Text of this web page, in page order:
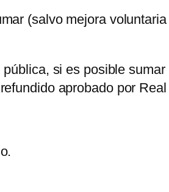
(salvo mejora
si es posible
aprobado por